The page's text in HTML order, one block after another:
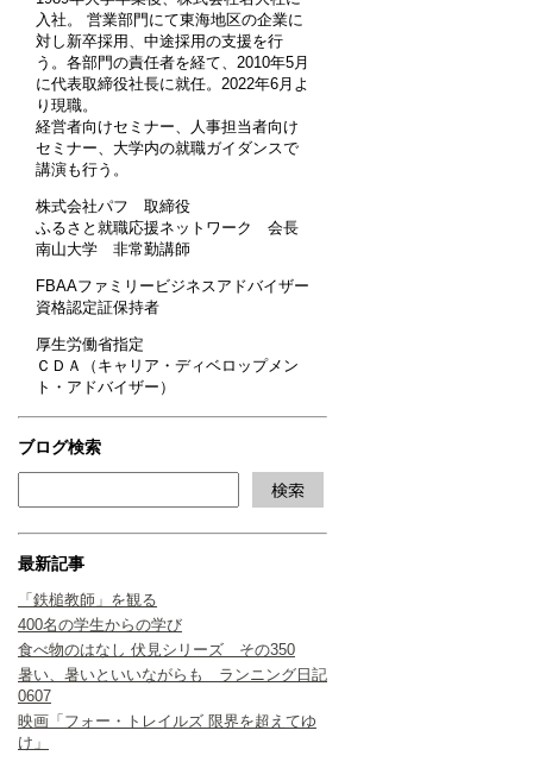
入社。 営業部門にて東海地区の企業に
対し新卒採用、中途採用の支援を行
う。各部門の責任者を経て、2010年5月
に代表取締役社長に就任。2022年6月よ
り現職。
経営者向けセミナー、人事担当者向け
セミナー、大学内の就職ガイダンスで
講演も行う。
株式会社パフ 取締役
ふるさと就職応援ネットワーク 会長
南山大学 非常勤講師
FBAAファミリービジネスアドバイザー
資格認定証保持者
厚生労働省指定
ＣＤＡ（キャリア・ディベロップメン
ト・アドバイザー）
ブログ検索
最新記事
「鉄槌教師」を観る
400名の学生からの学び
食べ物のはなし 伏見シリーズ その350
暑い、暑いといいながらも ランニング日記
0607
映画「フォー・トレイルズ 限界を超えてゆ
け」